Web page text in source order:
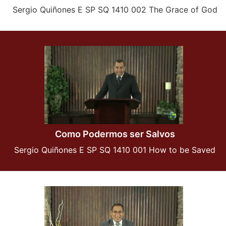
Sergio Quiñones E SP SQ 1410 002 The Grace of God
Como Podermos ser Salvos
Sergio Quiñones E SP SQ 1410 001 How to be Saved